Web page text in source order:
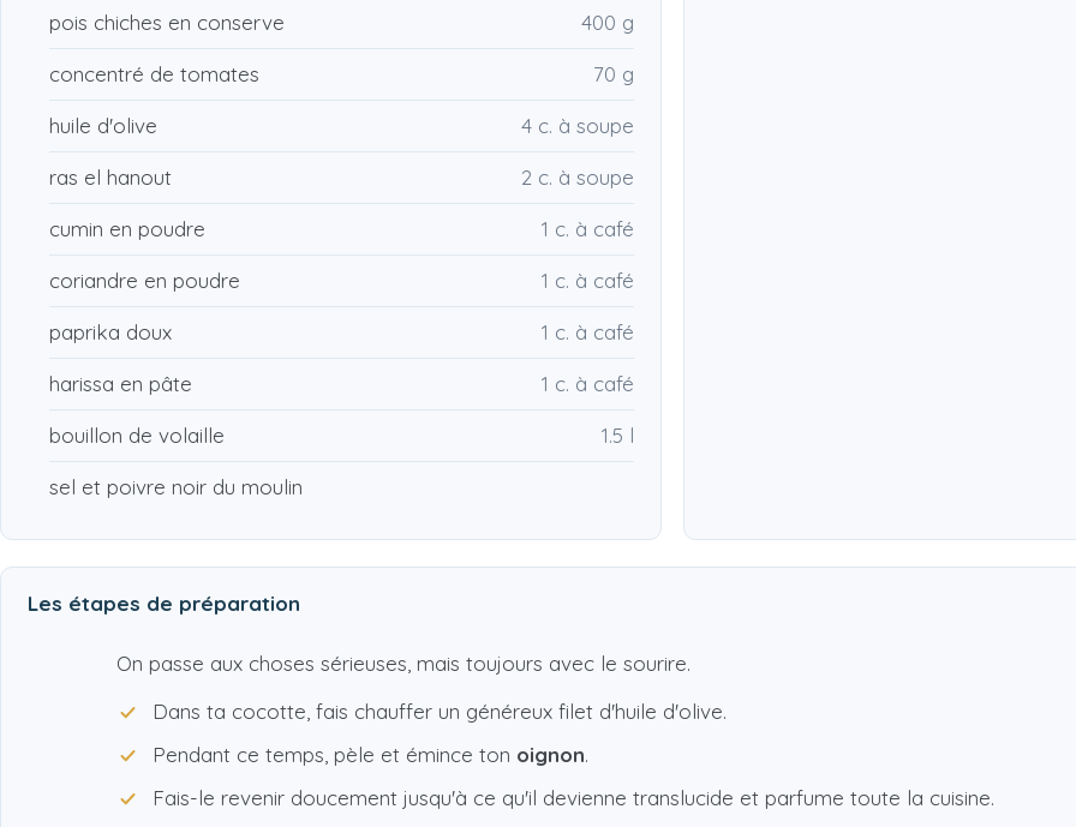
pois chiches en conserve 400 g
concentré de tomates 70 g
huile d'olive 4 c. à soupe
ras el hanout 2 c. à soupe
cumin en poudre 1 c. à café
coriandre en poudre 1 c. à café
paprika doux 1 c. à café
harissa en pâte 1 c. à café
bouillon de volaille 1.5 l
sel et poivre noir du moulin
Les étapes de préparation
On passe aux choses sérieuses, mais toujours avec le sourire.
Dans ta cocotte, fais chauffer un généreux filet d'huile d'olive.
Pendant ce temps, pèle et émince ton oignon.
Fais-le revenir doucement jusqu'à ce qu'il devienne translucide et parfume toute la cuisine.